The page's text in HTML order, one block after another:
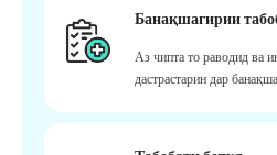
Банақшагирии
Аз чипта то раводид ва
дастрастарин дар